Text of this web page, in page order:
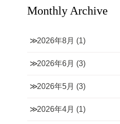
Monthly Archive
2026年8月 (1)
2026年6月 (3)
2026年5月 (3)
2026年4月 (1)